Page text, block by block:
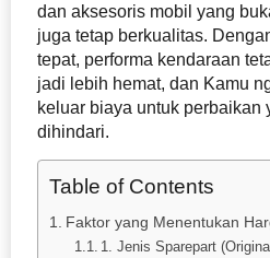
dan aksesoris mobil yang
juga tetap berkualitas.
tepat, performa kendaraan
jadi lebih hemat, dan Kamu
keluar biaya untuk perbaikan
dihindari.
Table of Contents
Faktor yang Menentukan
1. Jenis Sparepart